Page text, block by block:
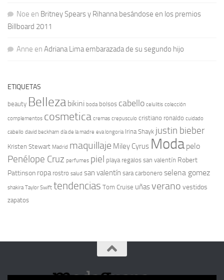
Noe en Britney Spears y Rihanna besándose en los premios
Billboard 2011
Anne en Adriana Lima embarazada de su segundo hijo
ETIQUETAS
beauty Belleza bikini boda bolsos cabello celulitis colección
complementos cosmetica cremas crepusculo cristiano ronaldo cuidado
cabello david beckham día de la madre eva longoria Irina Shayk justin bieber
Kristen Stewart Madrid maquillaje Miley Cyrus Moda pelo
Penélope Cruz perfumes piel playa regalos san valentín Robert
Pattinson ropa rostro salud san valentín sara carbonero selena gomez
shakira Taylor Swift tendencias Tom Cruise uñasverano vestidos
zapatos